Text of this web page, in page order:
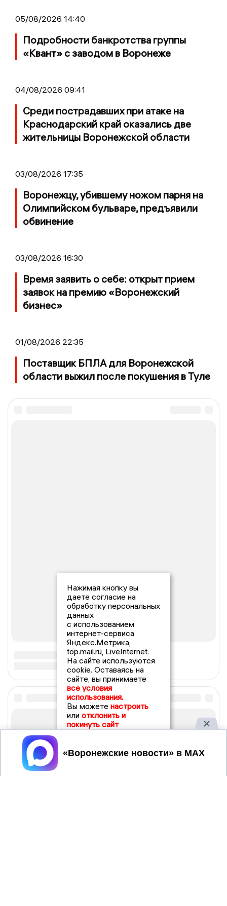
05/08/2026 14:40
Подробности банкротства группы
«Квант» с заводом в Воронеже
04/08/2026 09:41
Среди пострадавших при атаке на
Краснодарский край оказались две
жительницы Воронежской области
03/08/2026 17:35
Воронежцу, убившему ножом парня на
Олимпийском бульваре, предъявили
обвинение
03/08/2026 16:30
Время заявить о себе: открыт прием
заявок на премию «Воронежский
бизнес»
01/08/2026 22:35
Поставщик БПЛА для Воронежской
области выжил после покушения в Туле
Нажимая кнопку вы
даете согласие на
обработку персональных
данных
с использованием
интернет-сервиса
Яндекс.Метрика,
top.mail.ru, LiveInternet.
На сайте используются
cookie. Оставаясь на
сайте, вы принимаете
все условия
использования.
Вы можете настроить
или отклонить и
покинуть сайт
Принять